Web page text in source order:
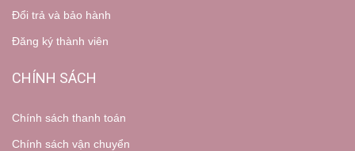
Đổi trả và bảo hành
Đăng ký thành viên
CHÍNH SÁCH
Chính sách thanh toán
Chính sách vận chuyển